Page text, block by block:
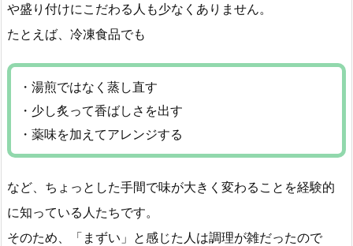
や盛り付けにこだわる人も少なくありません。
たとえば、冷凍食品でも
・湯煎ではなく蒸し直す
・少し炙って香ばしさを出す
・薬味を加えてアレンジする
など、ちょっとした手間で味が大きく変わることを経験的
に知っている人たちです。
そのため、「まずい」と感じた人は調理が雑だったので